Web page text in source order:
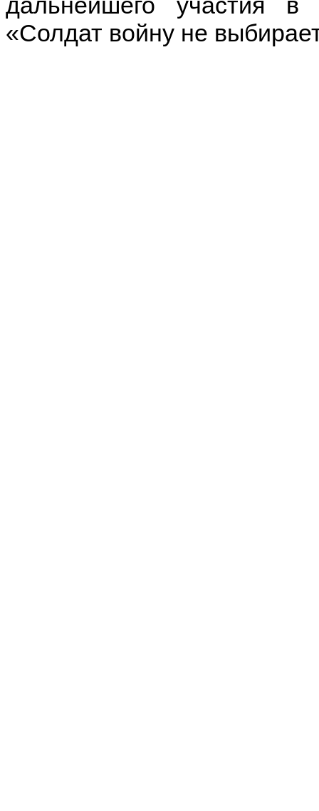
«Солдат войну не